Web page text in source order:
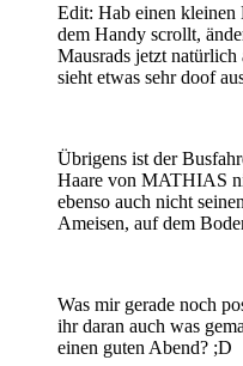
Edit: Hab einen kleinen
dem Handy scrollt,
Mausrads jetzt natürlich
sieht etwas sehr doof
Übrigens ist der
Haare von MATHIAS
ebenso auch nicht
Ameisen, auf dem
Was mir gerade noch
ihr daran auch was
einen guten Abend? ;D